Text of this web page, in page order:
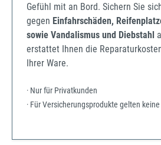
Gefühl mit an Bord. Sichern Sie
gegen Einfahrschäden,
sowie Vandalismus und Diebstahl
erstattet Ihnen die
Ihrer Ware.
· Nur für Privatkunden
· Für Versicherungsprodukte gelten